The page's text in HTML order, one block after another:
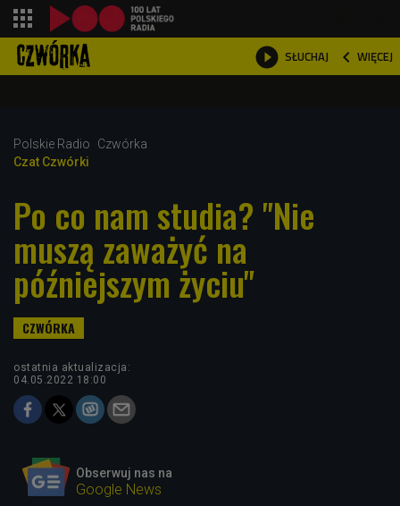
 SŁUCHAJ  WIĘCEJ

Polskie Radio
Czwórka
Czat Czwórki
Po co nam studia? "Nie
muszą zaważyć na
późniejszym życiu"
ostatnia aktualizacja:
04.05.2022 18:00
Obserwuj nas na
Google News